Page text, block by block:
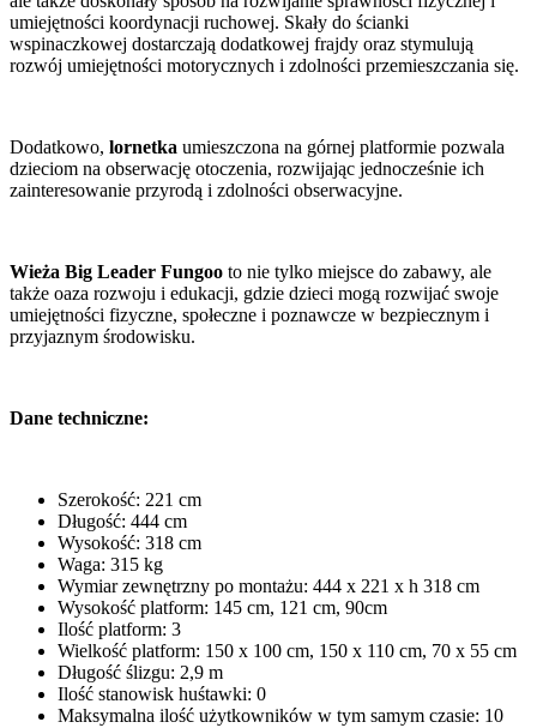
umiejętności koordynacji ruchowej. Skały do ścianki
wspinaczkowej dostarczają dodatkowej frajdy oraz stymulują
rozwój umiejętności motorycznych i zdolności przemieszczania się.
Dodatkowo, lornetka umieszczona na górnej platformie pozwala
dzieciom na obserwację otoczenia, rozwijając jednocześnie ich
zainteresowanie przyrodą i zdolności obserwacyjne.
Wieża Big Leader Fungoo to nie tylko miejsce do zabawy, ale
także oaza rozwoju i edukacji, gdzie dzieci mogą rozwijać swoje
umiejętności fizyczne, społeczne i poznawcze w bezpiecznym i
przyjaznym środowisku.
Dane techniczne:
Szerokość: 221 cm
Długość: 444 cm
Wysokość: 318 cm
Waga: 315 kg
Wymiar zewnętrzny po montażu: 444 x 221 x h 318 cm
Wysokość platform: 145 cm, 121 cm, 90cm
Ilość platform: 3
Wielkość platform: 150 x 100 cm, 150 x 110 cm, 70 x 55 cm
Długość ślizgu: 2,9 m
Ilość stanowisk huśtawki: 0
Maksymalna ilość użytkowników w tym samym czasie: 10